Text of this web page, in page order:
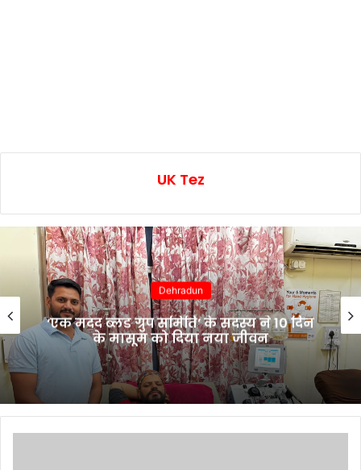
UK Tez
Dehradun
‘एक मदद ब्लड ग्रुप समिति’ के सदस्य ने 10 दिन
के मासूम को दिया नया जीवन